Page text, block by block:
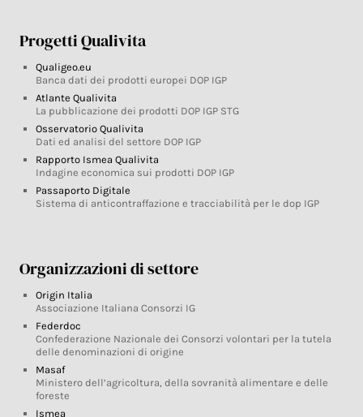
Progetti Qualivita
Qualigeo.eu
Banca dati dei prodotti europei DOP IGP
Atlante Qualivita
La pubblicazione dei prodotti DOP IGP STG
Osservatorio Qualivita
Dati ed analisi del settore DOP IGP
Rapporto Ismea Qualivita
Indagine economica sui prodotti DOP IGP
Passaporto Digitale
Sistema di anticontraffazione e tracciabilità per le dop IGP
Organizzazioni di settore
Origin Italia
Associazione Italiana Consorzi IG
Federdoc
Confederazione Nazionale dei Consorzi volontari per la tutela
delle denominazioni di origine
Masaf
Ministero dell’agricoltura, della sovranità alimentare e delle
foreste
Ismea